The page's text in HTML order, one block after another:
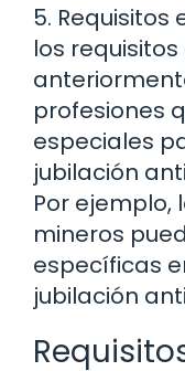
5. Requisitos
los
profesiones
especiales
jubilación
Por ejemplo,
mineros
específicas
jubilación